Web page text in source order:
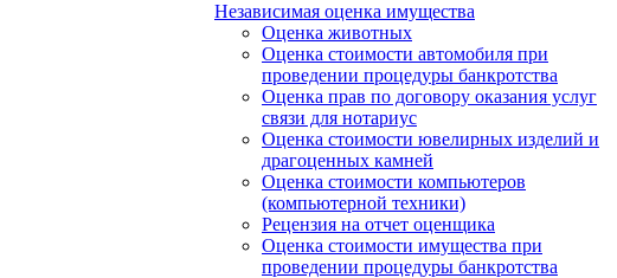
Независимая оценка имущества
Оценка животных
Оценка стоимости автомобиля при
проведении процедуры банкротства
Оценка прав по договору оказания услуг
связи для нотариус
Оценка стоимости ювелирных изделий и
драгоценных камней
Оценка стоимости компьютеров
(компьютерной техники)
Рецензия на отчет оценщика
Оценка стоимости имущества при
проведении процедуры банкротства